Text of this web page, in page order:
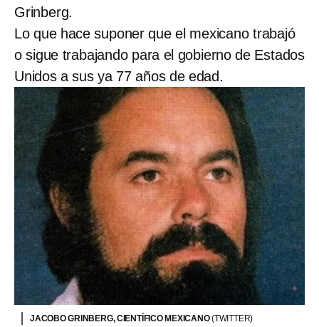
Grinberg.
Lo que hace suponer que el mexicano trabajó
o sigue trabajando para el gobierno de Estados
Unidos a sus ya 77 años de edad.
JACOBO GRINBERG, CIENTÍFICO MEXICANO(TWITTER)